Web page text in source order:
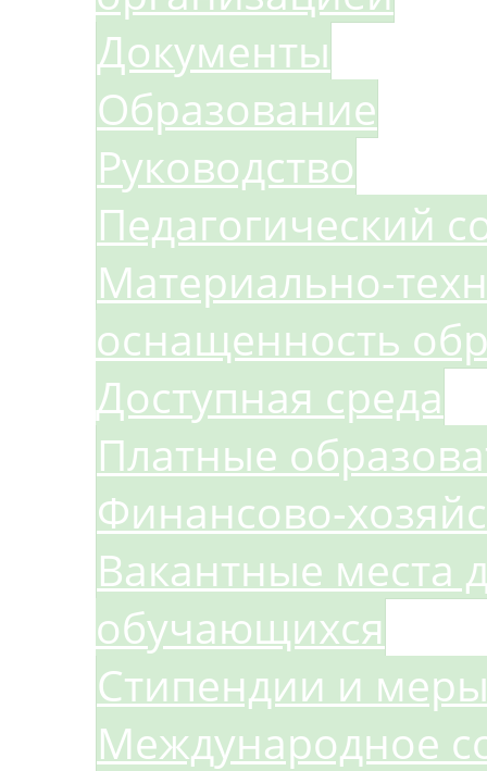
Документы
Образование
Руководство
Педагогический
Материально-
оснащенность
Доступная среда
Платные
Финансово-
Вакантные места
обучающихся
Стипендии и
Международное